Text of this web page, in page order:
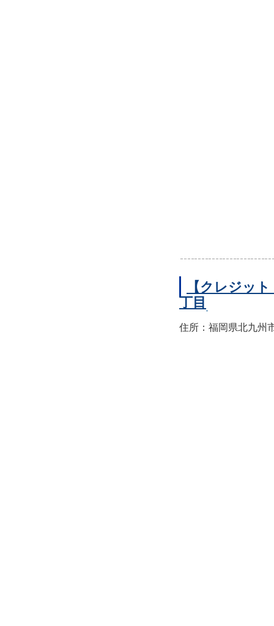
【クレジッ
丁目
住所：福岡県北九州